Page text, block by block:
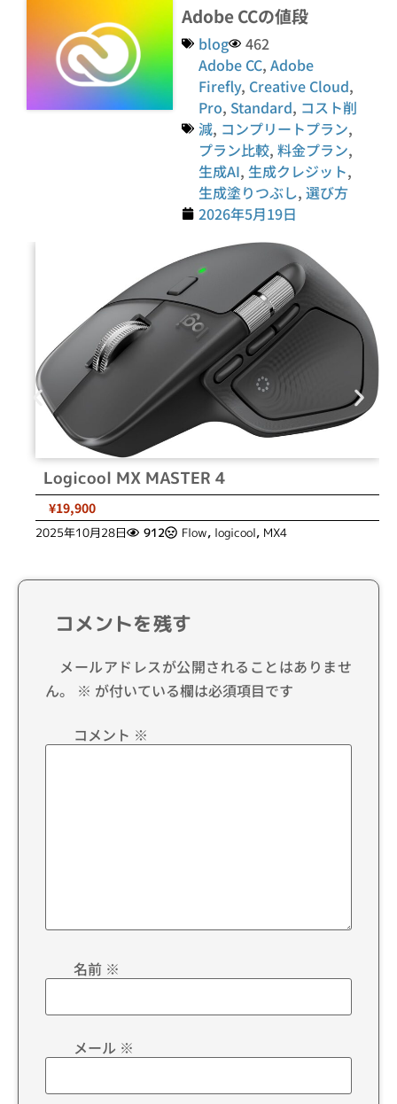
Adobe CCの値段
blog
462
Adobe CC,Adobe
Firefly, Creative Cloud,
Pro, Standard, コスト削
減, コンプリートプラン,
プラン比較,料金プラン,
生成AI, 生成クレジット,
生成塗りつぶし,選び方
2026年5月19日
Logicool MX MASTER 4
¥19,900
2025年10月28日 912 Flow, logicool, MX4
コメントを残す
メールアドレスが公開されることはありませ
ん。
※ が付いている欄は必須項目です
コメント ※
名前 ※
メール ※